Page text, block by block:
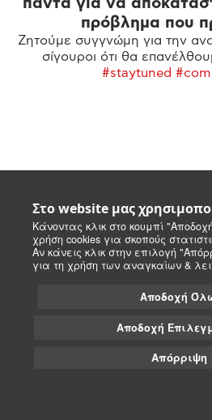
Στο website μας
Κάνοντας κλικ στο κουμπί
χρήση cookies για σκοπούς
Αν κάνεις κλικ στην επιλογή
για τη χρήση των αναγκαίων &
Αποδοχή
Αποδοχή
Απόρριψη
πρόβλημα που
Ζητούμε συγγνώμη για την
σίγουροι ότι θα
#staytuned